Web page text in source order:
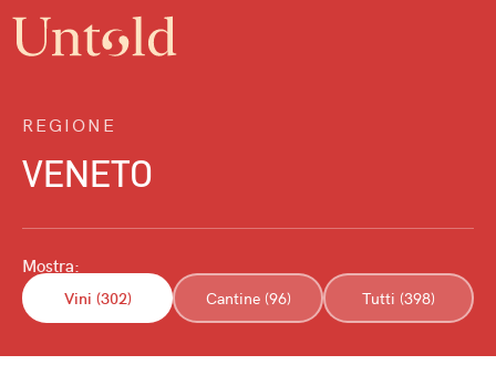
REGIONE
VENETO
Mostra:
Vini (302) Cantine (96) Tutti (398)